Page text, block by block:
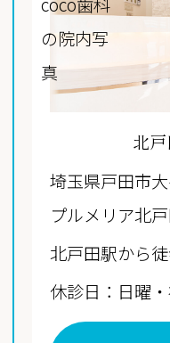
北
埼玉県戸田市
プルメリア北
北戸田駅から
休診日：日曜